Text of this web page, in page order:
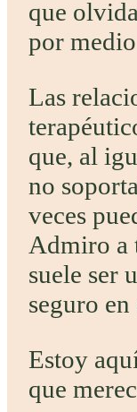
que
por
Las
que, al
no
veces
Admiro a
suele ser
seguro
Estoy
que